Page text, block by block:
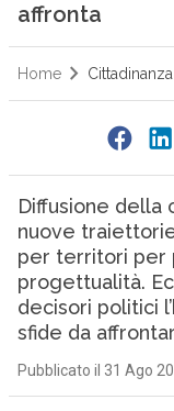
affronta
Home
Diffusione della
nuove
per territori per
progettualità.
decisori politici
sfide da
Pubblicato il 31 Ago